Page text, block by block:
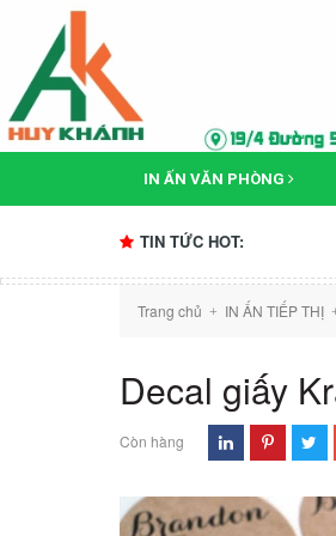
IN ẤN VĂN PHÒNG
TIN TỨC HOT:
Trang chủ + IN ẤN TIẾP THỊ
Decal giấy
Còn hàng